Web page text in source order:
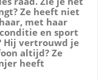
Ze heeft niet
met haar
en sport
Hij vertrouwd je
altijd? Ze
heeft